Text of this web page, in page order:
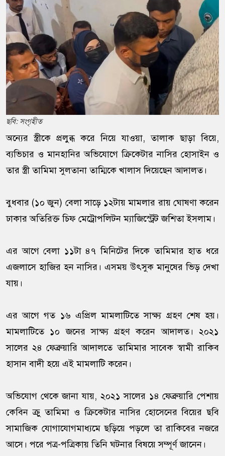
ছবি: সংগৃহীত
অন্যের স্ত্রীকে প্রলুব্ধ করে নিয়ে যাওয়া, তালাক ছাড়া বিয়ে,
ব্যভিচার ও মানহানির অভিযোগে ক্রিকেটার নাসির হোসাইন ও
তার স্ত্রী তামিমা সুলতানা তাম্মিকে খালাস দিয়েছেন আদালত।
বুধবার (১০ জুন) বেলা সাড়ে ১২টায় মামলার রায় ঘোষণা করেন
ঢাকার অতিরিক্ত চিফ মেট্রোপলিটন ম্যাজিস্ট্রেট জশিতা ইসলাম।
এর আগে বেলা ১১টা ৪৭ মিনিটের দিকে তামিমার হাত ধরে
এজলাসে হাজির হন নাসির। এসময় উৎসুক মানুষের ভিড় দেখা
যায়।
এর আগে গত ১৬ এপ্রিল মামলাটিতে সাক্ষ্য গ্রহণ শেষ হয়।
মামলাটিতে ১০ জনের সাক্ষ্য গ্রহণ করেন আদালত। ২০২১
সালের ২৪ ফেব্রুয়ারি আদালতে তামিমার সাবেক স্বামী রাকিব
হাসান বাদী হয়ে এই মামলাটি করেন।
অভিযোগ থেকে জানা যায়, ২০২১ সালের ১৪ ফেব্রুয়ারি পেশায়
কেবিন ক্রু তামিমা ও ক্রিকেটার নাসির হোসেনের বিয়ের ছবি
সামাজিক যোগাযোগমাধ্যমে ছড়িয়ে পড়লে তা রাকিবের নজরে
আসে। পরে পত্র-পত্রিকায় তিনি ঘটনার বিষয়ে সম্পূর্ণ জানেন।